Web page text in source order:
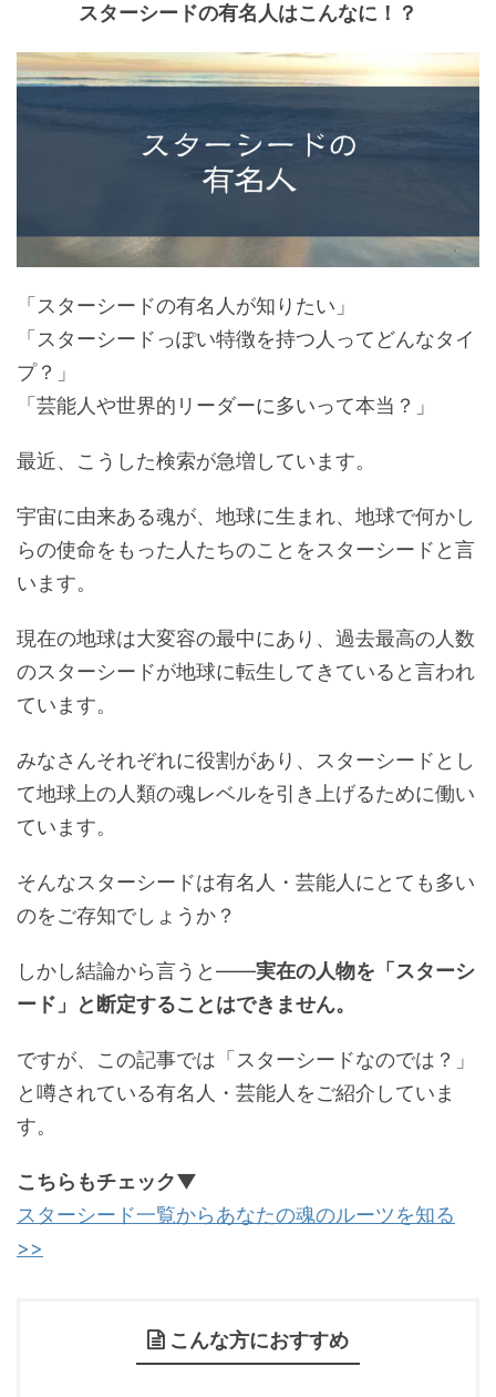
スターシードの有名人はこんなに！？
「スターシードの有名人が知りたい」
「スターシードっぽい特徴を持つ人ってどんなタイ
プ？」
「芸能人や世界的リーダーに多いって本当？」
最近、こうした検索が急増しています。
宇宙に由来ある魂が、地球に生まれ、地球で何かし
らの使命をもった人たちのことをスターシードと言
います。
現在の地球は大変容の最中にあり、過去最高の人数
のスターシードが地球に転生してきていると言われ
ています。
みなさんそれぞれに役割があり、スターシードとし
て地球上の人類の魂レベルを引き上げるために働い
ています。
そんなスターシードは有名人・芸能人にとても多い
のをご存知でしょうか？
しかし結論から言うと——実在の人物を「スターシ
ード」と断定することはできません。
ですが、この記事では「スターシードなのでは？」
と噂されている有名人・芸能人をご紹介していま
す。
こちらもチェック▼
スターシード一覧からあなたの魂のルーツを知る
>>
こんな方におすすめ